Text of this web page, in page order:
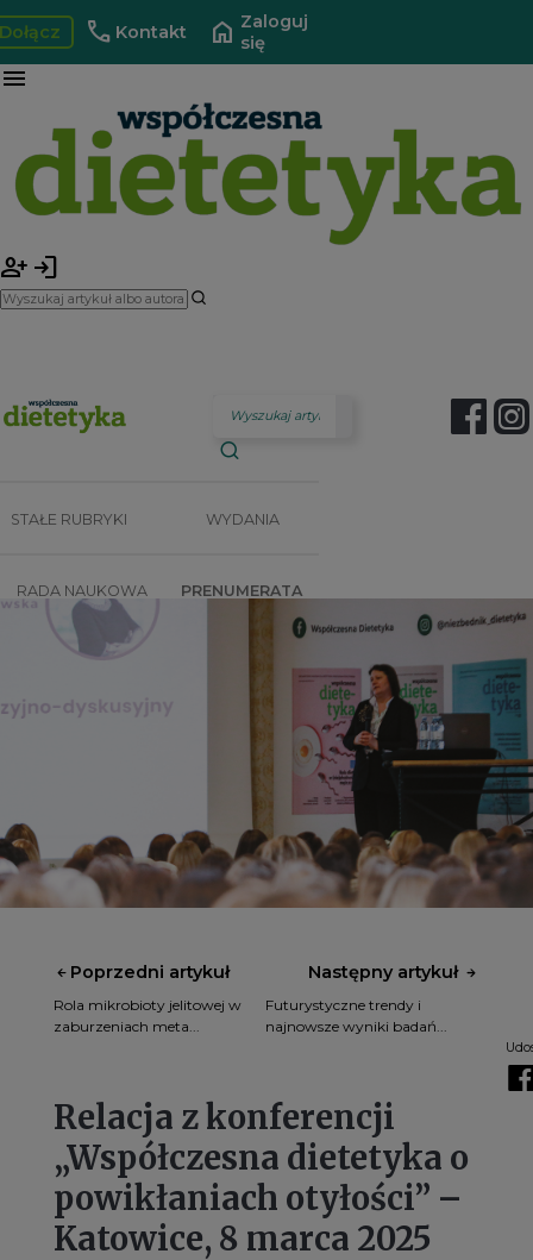
call Kontakt home Zaloguj
się
menu
person_add login
STAŁE RUBRYKI WYDANIA
RADA NAUKOWA PRENUMERATA
SZKOLENIA SKLEP
Poprzedni artykuł
Rola mikrobioty jelitowej w
zaburzeniach meta...
Następny artykuł
Futurystyczne trendy i
najnowsze wyniki badań...
Relacja z konferencji
„Współczesna dietetyka o
powikłaniach otyłości” –
Katowice, 8 marca 2025